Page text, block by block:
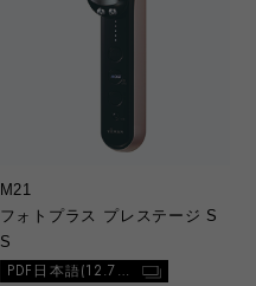
M21
フォトプラス プレステージ S
S
PDF日本語(12.7MB)